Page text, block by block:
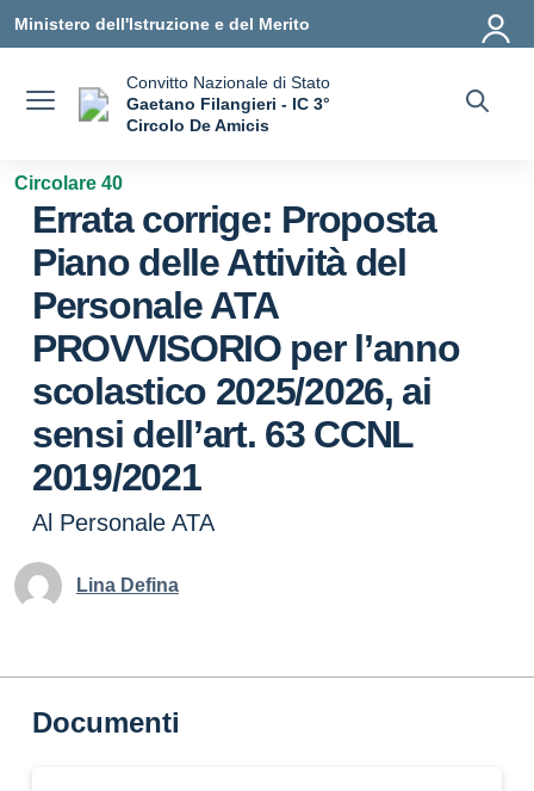
Ministero dell'Istruzione e del Merito
Convitto Nazionale di Stato
Gaetano Filangieri - IC 3°
Circolo De Amicis
Circolare 40
Errata corrige: Proposta
Piano delle Attività del
Personale ATA
PROVVISORIO per l’anno
scolastico 2025/2026, ai
sensi dell’art. 63 CCNL
2019/2021
Al Personale ATA
Lina Defina
Documenti